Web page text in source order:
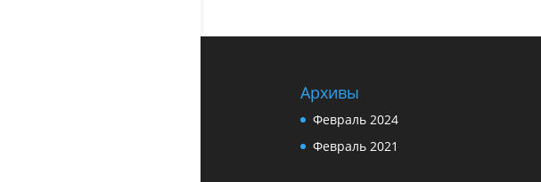
Архивы
Февраль 2024
Февраль 2021